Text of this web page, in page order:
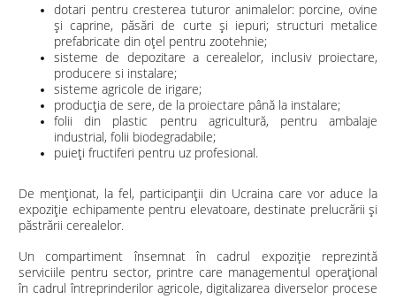
dotari pentru cresterea tuturor animalelor: porcine, ovine
și caprine, păsări de curte și iepuri; structuri metalice
prefabricate din oțel pentru zootehnie;
sisteme de depozitare a cerealelor, inclusiv proiectare,
producere si instalare;
sisteme agricole de irigare;
producția de sere, de la proiectare până la instalare;
folii din plastic pentru agricultură, pentru ambalaje
industrial, folii biodegradabile;
puieți fructiferi pentru uz profesional.
De menționat, la fel, participanții din Ucraina care vor aduce la
expoziție echipamente pentru elevatoare, destinate prelucrării şi
păstrării cerealelor.
Un compartiment însemnat în cadrul expoziție reprezintă
serviciile pentru sector, printre care managementul operațional
în cadrul întreprinderilor agricole, digitalizarea diverselor procese